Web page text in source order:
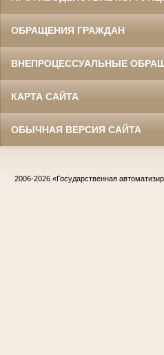
ОБРАЩЕНИЯ ГРАЖДАН
ВНЕПРОЦЕССУАЛЬНЫЕ
КАРТА САЙТА
ОБЫЧНАЯ ВЕРСИЯ САЙТА
2006-2026 «Государственная